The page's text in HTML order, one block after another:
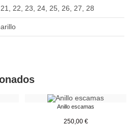
21 22 23 24 25 26 27 28
Anillo escamas
250,00 €